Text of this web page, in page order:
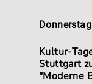
Kultur-
Stuttgart
"Moderne